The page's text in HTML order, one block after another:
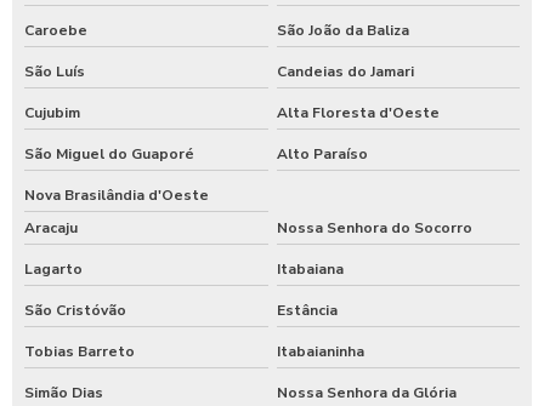
Caroebe São João da Baliza
São Luís Candeias do Jamari
Cujubim Alta Floresta d'Oeste
São Miguel do Guaporé Alto Paraíso
Nova Brasilândia d'Oeste
Aracaju
Nossa Senhora do Socorro
Lagarto Itabaiana
São Cristóvão Estância
Tobias Barreto Itabaianinha
Simão Dias Nossa Senhora da Glória